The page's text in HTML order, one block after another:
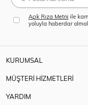
Açık Rıza Metni ile
yoluyla haberdar
KURUMSAL
MÜŞTERİ HİZMETLERİ
YARDIM